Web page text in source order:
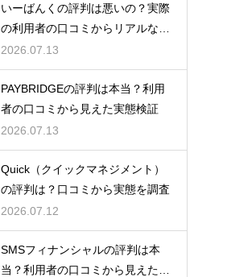
いーばんくの評判は悪いの？実際
の利用者の口コミからリアルな実
態検証
2026.07.13
PAYBRIDGEの評判は本当？利用
者の口コミから見えた実態検証
2026.07.13
Quick（クイックマネジメント）
の評判は？口コミから実態を調査
2026.07.12
SMSフィナンシャルの評判は本
当？利用者の口コミから見えた実